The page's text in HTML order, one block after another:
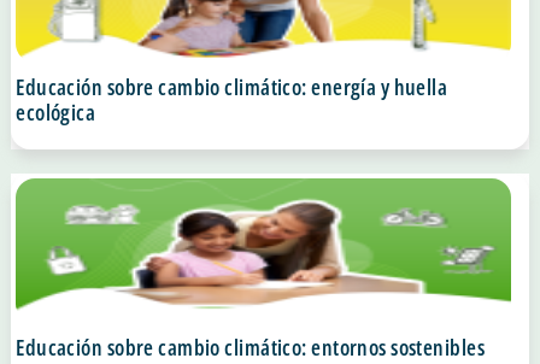
Educación sobre cambio climático: energía y huella
ecológica
Educación sobre cambio climático: entornos sostenibles